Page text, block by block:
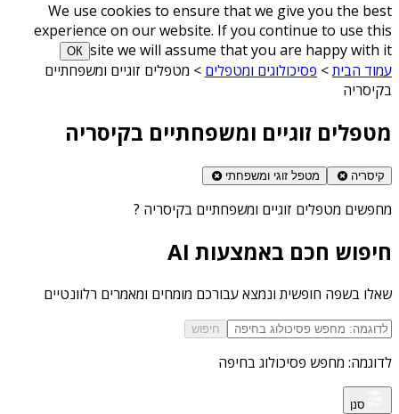
We use cookies to ensure that we give you the best
experience on our website. If you continue to use this
site we will assume that you are happy with it
ОК
עמוד הבית> פסיכולוגים ומטפלים > מטפלים זוגיים ומשפחתיים
בקיסריה
מטפלים זוגיים ומשפחתיים בקיסריה
קיסריה מטפל זוגי ומשפחתי
מחפשים מטפלים זוגיים ומשפחתיים בקיסריה ?
חיפוש חכם באמצעות AI
שאלו בשפה חופשית ונמצא עבורכם מומחים ומאמרים רלוונטיים
חיפוש
לדוגמה: מחפש פסיכולוג בחיפה
סנן